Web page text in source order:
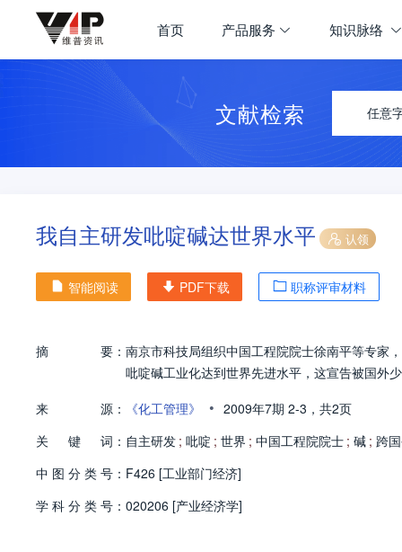
首页 产品服务 知识脉络
文献检索 任意
我自主研发吡啶碱达世界水平 认领
智能阅读 PDF下载 职称评审材料
摘 要： 南京市科技局组织中国工程院院士徐南平等专家
吡啶碱工业化达到世界先进水平，这宣告被国外
来
源： 《化工管理》 • 2009年7期 2-3， 共2页
关
键 词： 自主研发 ; 吡啶 ; 世界 ; 中国工程院院士 ; 碱 ; 跨
中 图 分 类 号： F426 [工业部门经济]
学 科 分 类 号： 020206 [产业经济学]